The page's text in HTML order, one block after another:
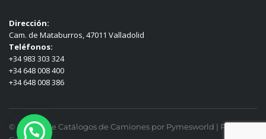
Dirección:
Cam. de Mataburros, 47011 Valladolid
Teléfonos:
+34 983 303 324
+34 648 008 400
+34 648 008 386
© Diseño de Catálogos de Camiones por Pymesworld | Panel de